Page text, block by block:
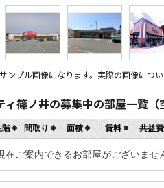
ンプル画像になります。実際の画像につ
ィ篠ノ井の募集中の部屋一覧（
階 間取り 面積 賃料 共益費
在ご案内できるお部屋がございませ